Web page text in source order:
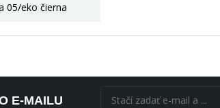
05/eko čierna
E-MAILU